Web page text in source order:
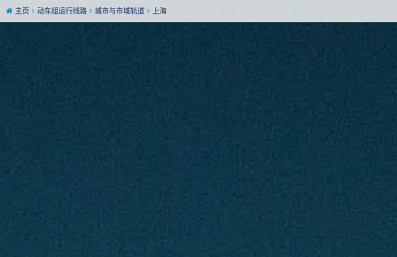
主页 动车组运行线路 城市与市域轨道 上海